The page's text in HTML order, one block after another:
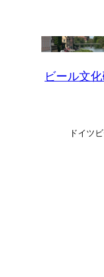
ビール文
ドイツ